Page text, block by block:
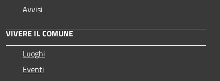
Avvisi
VIVERE IL COMUNE
Luoghi
Eventi